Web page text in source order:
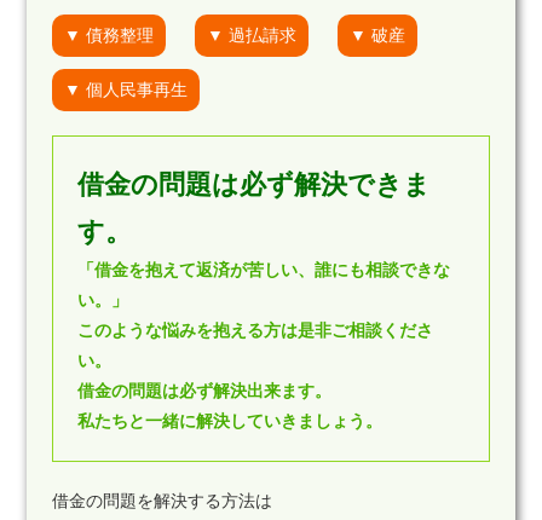
▼ 債務整理 ▼ 過払請求 ▼ 破産
▼ 個人民事再生
借金の問題は必ず解決できま
す。
「借金を抱えて返済が苦しい、誰にも相談できな
い。」
このような悩みを抱える方は是非ご相談くださ
い。
借金の問題は必ず解決出来ます。
私たちと一緒に解決していきましょう。
借金の問題を解決する方法は